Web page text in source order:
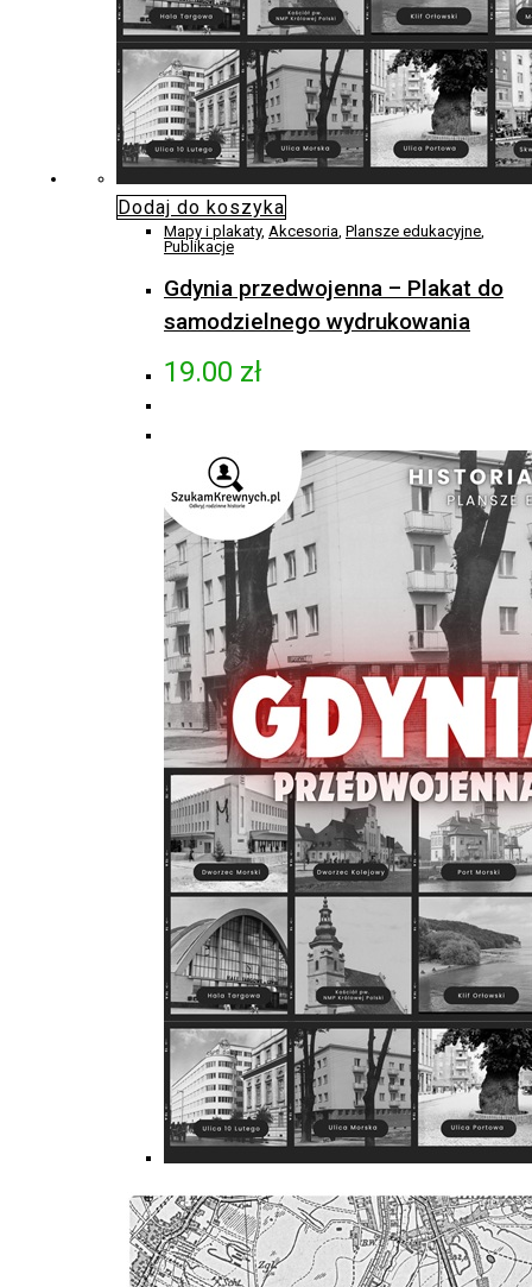
Dodaj do koszyka
Mapy i plakaty, Akcesoria Plansze edukacyjne
Publikacje
Gdynia przedwojenna – Plakat do
samodzielnego wydrukowania
19.00 zł